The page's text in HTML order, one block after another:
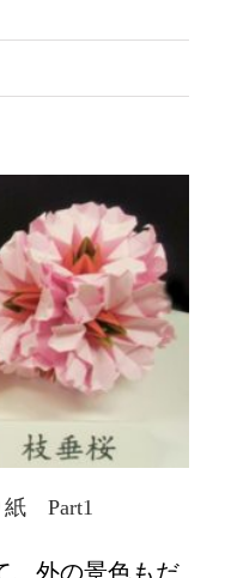
紙 Part1
、外の景色もだ